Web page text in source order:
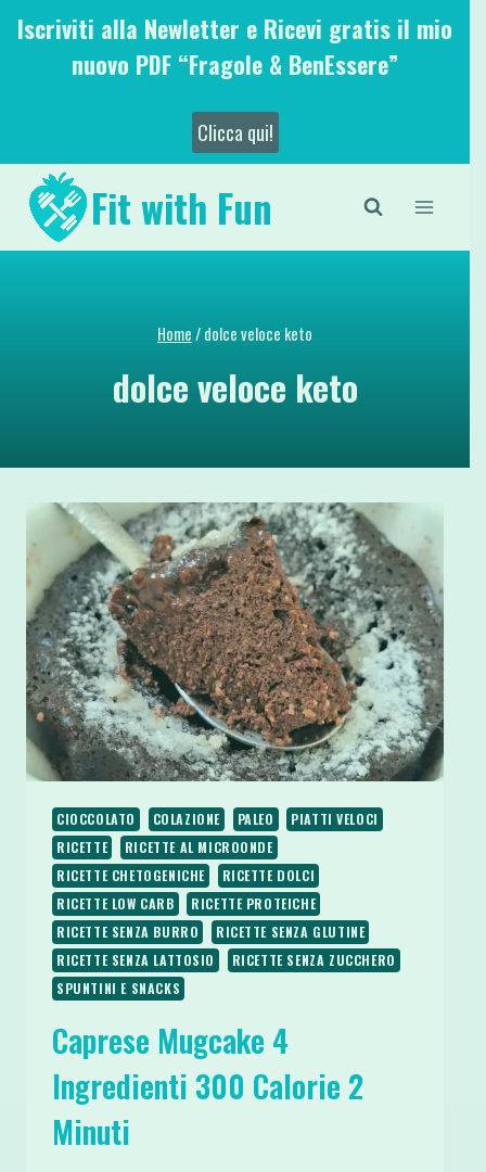
SaltaIscriviti alla Newletter e Ricevi gratis il mio
nuovo PDF “Fragole & BenEssere”
Clicca qui!
Fit with Fun
Home/dolce veloce keto
dolce veloce keto
CIOCCOLATO COLAZIONE PALEO
PIATTI VELOCI
RICETTE
RICETTE AL MICROONDE
RICETTE CHETOGENICHE
RICETTE DOLCI
RICETTE LOW CARB
RICETTE PROTEICHE
RICETTE SENZA BURRO
RICETTE SENZA GLUTINE
RICETTE SENZA LATTOSIO
RICETTE SENZA ZUCCHERO
SPUNTINI E SNACKS
Caprese Mugcake 4
Ingredienti 300 Calorie 2
Minuti